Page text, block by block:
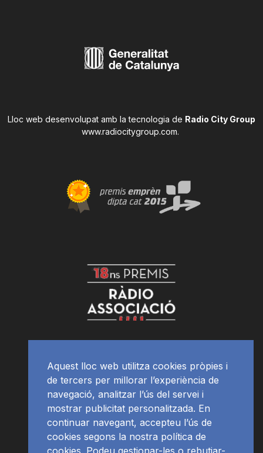
Lloc web desenvolupat amb la tecnologia de Radio City Group
www.radiocitygroup.com.
Aquest lloc web utilitza cookies pròpies i
de tercers per millorar l’experiència de
navegació, analitzar l’ús del servei i
mostrar publicitat personalitzada. En
continuar navegant, accepteu l’ús de
cookies segons la nostra política de